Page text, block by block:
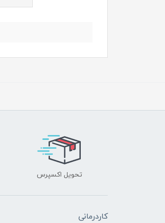
تحویل اکسپرس
کاردرمانی